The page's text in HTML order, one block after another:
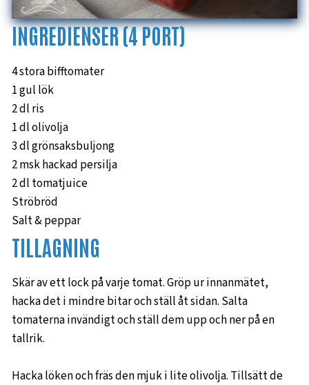
INGREDIENSER (4 PORT)
4 stora bifftomater
1 gul lök
2 dl ris
1 dl olivolja
3 dl grönsaksbuljong
2 msk hackad persilja
2 dl tomatjuice
Ströbröd
Salt & peppar
TILLAGNING
Skär av ett lock på varje tomat. Gröp ur innanmätet,
hacka det i mindre bitar och ställ åt sidan. Salta
tomaterna invändigt och ställ dem upp och ner på en
tallrik.
Hacka löken och fräs den mjuk i lite olivolja. Tillsätt de